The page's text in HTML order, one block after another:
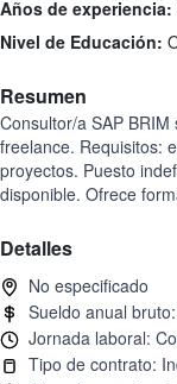
Años de experiencia:
Nivel de Educación:
Resumen
Consultor/a SAP
freelance. Requisitos:
proyectos. Puesto
disponible. Ofrece
Detalles